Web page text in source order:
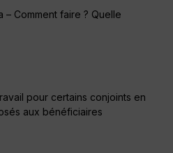
– Comment faire ? Quelle
pour certains conjoints en
aux bénéficiaires